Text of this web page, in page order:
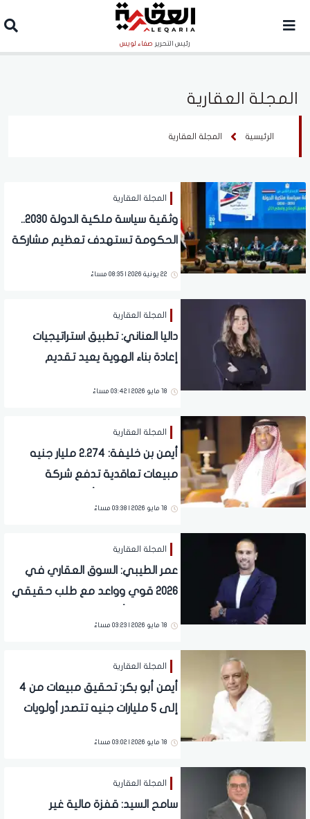
رئيس التحرير صفاء لويس
المجلة العقارية
الرئيسية المجلة العقارية
المجلة العقارية
وثقية سياسة ملكية الدولة 2030..
الحكومة تستهدف تعظيم مشاركة
22 يونية 2026 | 08:35 مساءً
المجلة العقارية
داليا العناني: تطبيق استراتيجيات
إعادة بناء الهوية يعيد تقديم
تتماشى مع تطور سلوك العميل
18 مايو 2026 | 03:42 مساءً
المجلة العقارية
أيمن بن خليفة: 2.274 مليار جنيه
مبيعات تعاقدية تدفع شركة
كلاعب قادر على توليد طلب
18 مايو 2026 | 03:38 مساءً
المجلة العقارية
عمر الطيبي: السوق العقاري في
2026 قوي وواعد مع طلب حقيقي
18 مايو 2026 | 03:23 مساءً
المجلة العقارية
أيمن أبو بكر: تحقيق مبيعات من 4
إلى 5 مليارات جنيه تتصدر أولويات
تشغيل المشروعات الجديدة
18 مايو 2026 | 03:02 مساءً
المجلة العقارية
سامح السيد: قفزة مالية غير